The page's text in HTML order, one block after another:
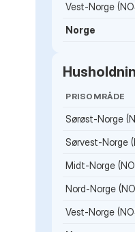
Vest-Norge
Norge
PRISOMRÅDE
Sørøst-Norge
Sørvest-Norge
Midt-Norge
Nord-Norge
Vest-Norge